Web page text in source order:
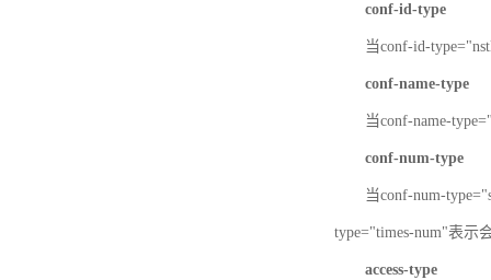
conf-id-type
当conf-id-
conf-name-type
当conf-name-
conf-num-type
当conf-num-
type="times-num"表示
access-type